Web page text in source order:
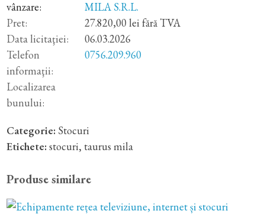
vânzare:
MILA S.R.L.
Pret:
27.820,00 lei fără TVA
Data licitaţiei:
06.03.2026
Telefon
informaţii:
0756.209.960
Localizarea
bunului:
Categorie: Stocuri
Etichete:stocuri, taurus mila
Produse similare